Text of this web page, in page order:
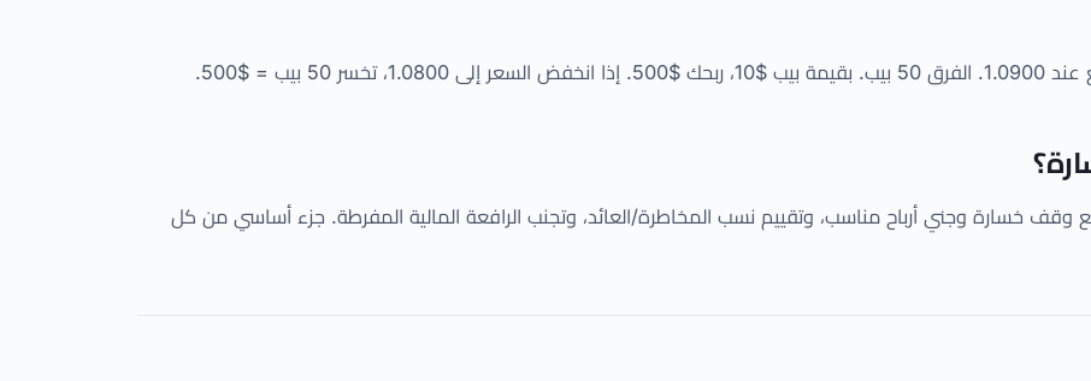
وقف خسارة وجني أرباح مناسب، وتقييم نسب المخاطرة/العائد، وتجنب الرافعة المالية المفرطة. جزء أساسي من كل